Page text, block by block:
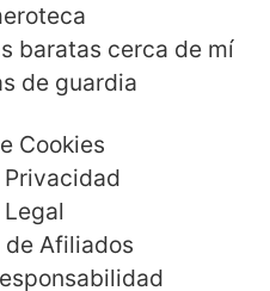
baratas cerca de mí
de guardia
Cookies
Afiliados